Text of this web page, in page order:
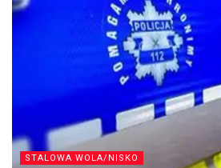
STALOWA WOLA/NISKO